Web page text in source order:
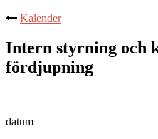
Kalender
Intern styrning och
fördjupning
datum